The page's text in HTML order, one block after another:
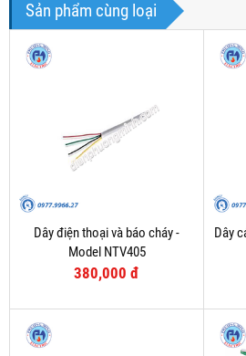
Sản phẩm cùng loại
Dây điện thoại và báo cháy -
Model NTV405
380,000 đ
Dây